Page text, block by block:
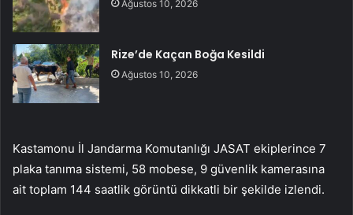
Ağustos 10, 2026
Rize’de Kaçan Boğa Kesildi
Ağustos 10, 2026
Kastamonu İl Jandarma Komutanlığı JASAT ekiplerince 7
plaka tanıma sistemi, 58 mobese, 9 güvenlik kamerasına
ait toplam 144 saatlik görüntü dikkatli bir şekilde izlendi.